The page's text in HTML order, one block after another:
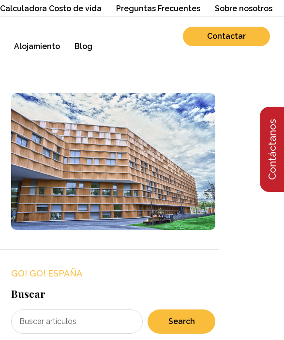
Calculadora Costo de vida Preguntas Frecuentes Sobre nosotros
Alojamiento Blog
Contactar
Contáctanos
GO! GO! ESPAÑA
Buscar
Search